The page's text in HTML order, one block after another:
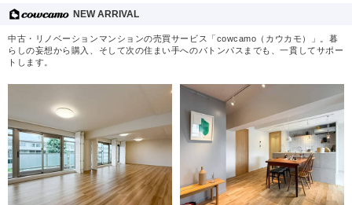
NEW ARRIVAL
中古・リノベーションマンションの売買サービス「cowcamo（カウカモ）」。暮
らしの妄想から購入、そして次の住まい手へのバトンパスまでも、一貫してサポー
トします。